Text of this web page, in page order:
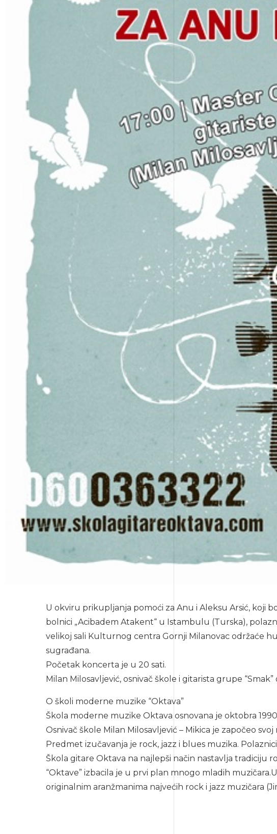
U okviru prikupljanja pomoći za Anu i Aleksu Arsić, koji
bolnici „Acibadem Atakent“ u Istambulu (Turska),
velikoj sali Kulturnog centra Gornji Milanovac održaće
sugrađana.
Početak koncerta je u 20 sati.
Milan Milosavljević, osnivač škole i gitarista grupe
O školi moderne muzike “Oktava”
Škola moderne muzike Oktava osnovana je oktobra
Osnivač škole Milan Milosavljević – Mikica je započeo
Predmet izučavanja je rock, jazz i blues muzika.
Škola gitare Oktava na najlepši način nastavlja tradiciju
“Oktave” izbacila je u prvi plan mnogo mladih
originalnim aranžmanima najvećih rock i jazz muzičara